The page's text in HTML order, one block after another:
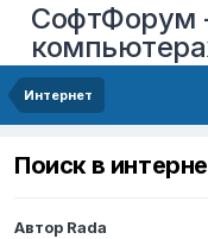
СофтФорум
Интернет
Поиск в
Автор Rada